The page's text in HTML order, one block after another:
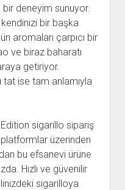
deneyim sunuyor.
bir başka
aromaları çarpıcı bir
ve biraz baharatı
getiriyor.
tat ise tam anlamıyla
sigarillo sipariş
üzerinden
bu efsanevi ürüne
Hızlı ve güvenilir
sigarilloya